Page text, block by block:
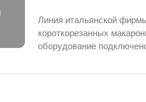
Линия итальянской фирмы «PAVAN» предназначена для
короткорезанных
оборудование
договоров поставки с